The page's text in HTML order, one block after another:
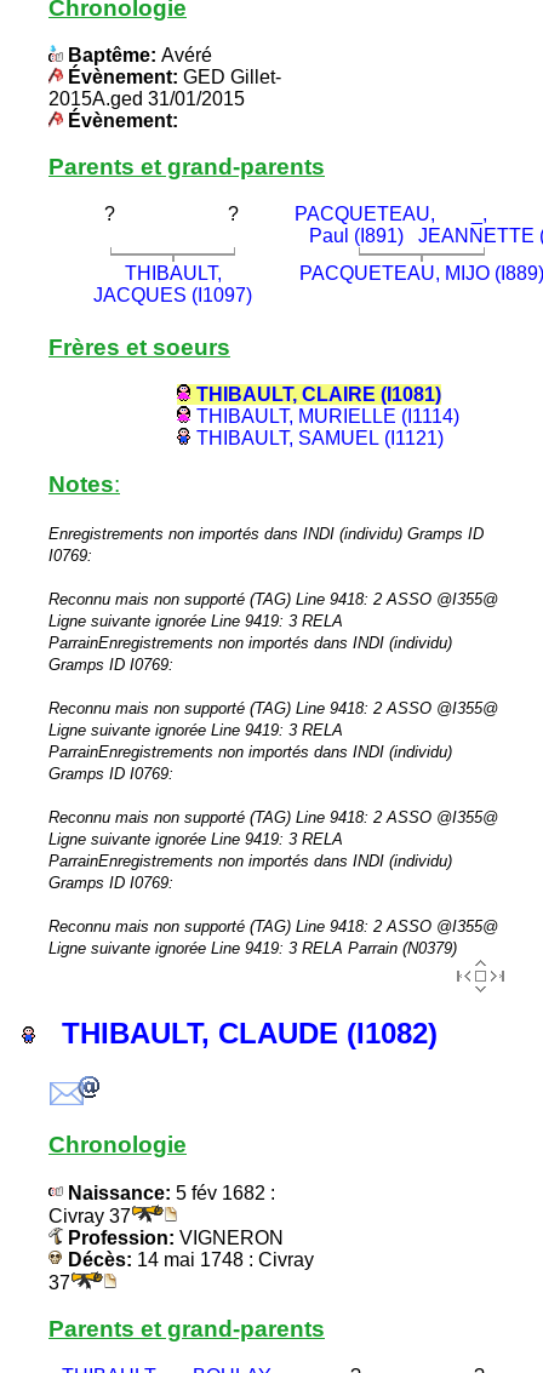
Chronologie
Baptême: Avéré
Évènement: GED Gillet-
2015A.ged 31/01/2015
Évènement:
Parents et grand-parents
? ?
PACQUETEAU,
Paul (I891)
_,
JEANNETTE
THIBAULT,
JACQUES (I1097)
PACQUETEAU, MIJO (I889)
Frères et soeurs
THIBAULT, CLAIRE (I1081)
THIBAULT, MURIELLE (I1114)
THIBAULT, SAMUEL (I1121)
Notes:
Enregistrements non importés dans INDI (individu) Gramps ID
I0769:
Reconnu mais non supporté (TAG) Line 9418: 2 ASSO @I355@
Ligne suivante ignorée Line 9419: 3 RELA
ParrainEnregistrements non importés dans INDI (individu)
Gramps ID I0769:
Reconnu mais non supporté (TAG) Line 9418: 2 ASSO @I355@
Ligne suivante ignorée Line 9419: 3 RELA
ParrainEnregistrements non importés dans INDI (individu)
Gramps ID I0769:
Reconnu mais non supporté (TAG) Line 9418: 2 ASSO @I355@
Ligne suivante ignorée Line 9419: 3 RELA
ParrainEnregistrements non importés dans INDI (individu)
Gramps ID I0769:
Reconnu mais non supporté (TAG) Line 9418: 2 ASSO @I355@
Ligne suivante ignorée Line 9419: 3 RELA Parrain (N0379)
THIBAULT, CLAUDE (I1082)
Chronologie
Naissance: 5 fév 1682 :
Civray 37
Profession: VIGNERON
Décès: 14 mai 1748 : Civray
37
Parents et grand-parents